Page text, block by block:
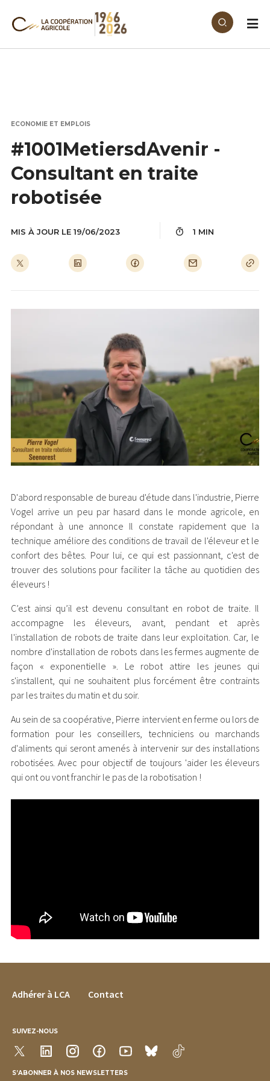
ECONOMIE ET EMPLOIS
#1001MetiersdAvenir -
Consultant en traite
robotisée
MIS À JOUR LE 19/06/2023 1 MIN
D'abord responsable de bureau d'étude dans l'industrie, Pierre
Vogel arrive un peu par hasard dans le monde agricole, en
répondant à une annonce Il constate rapidement que la
technique améliore des conditions de travail de l'éleveur et le
confort des bêtes. Pour lui, ce qui est passionnant, c'est de
trouver des solutions pour faciliter la tâche au quotidien des
éleveurs !
C’est ainsi qu’il est devenu consultant en robot de traite. Il
accompagne les éleveurs, avant, pendant et après
l'installation de robots de traite dans leur exploitation. Car, le
nombre d'installation de robots dans les fermes augmente de
façon « exponentielle ». Le robot attire les jeunes qui
s'installent, qui ne souhaitent plus forcément être contraints
par les traites du matin et du soir.
Au sein de sa coopérative, Pierre intervient en ferme ou lors de
formation pour les conseillers, techniciens ou marchands
d'aliments qui seront amenés à intervenir sur des installations
robotisées. Avec pour objectif de toujours 'aider les éleveurs
qui ont ou vont franchir le pas de la robotisation !
FOOTER MENU
Adhérer à LCA Contact
SUIVEZ-NOUS
S’ABONNER À NOS NEWSLETTERS